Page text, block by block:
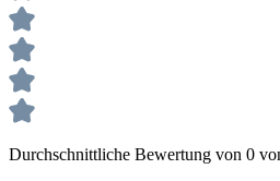
Durchschnittliche Bewertung von 0